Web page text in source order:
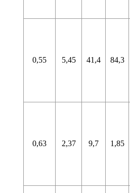
0,55 5,45 41,4 84,3
0,63 2,37 9,7 1,85